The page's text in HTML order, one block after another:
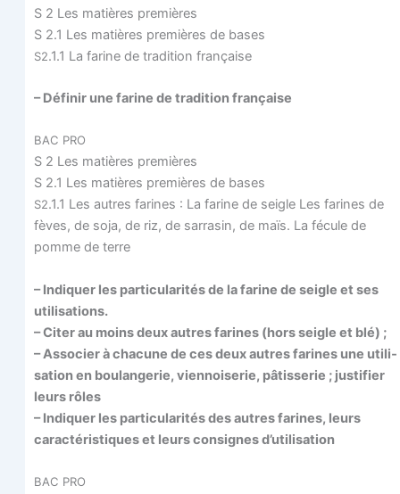
S 2 Les matières premières
S 2.1 Les matières pre­mières de bases
S2.1.1 La farine de tra­di­tion française
– Défi­nir une farine de tra­di­tion française
BAC PRO
S 2 Les matières premières
S 2.1 Les matières pre­mières de bases
S2.1.1 Les autres farines : La farine de seigle Les farines de
fèves, de soja, de riz, de sar­ra­sin, de maïs. La fécule de
pomme de terre
– Indi­quer les par­ti­cu­la­ri­tés de la farine de seigle et ses
utilisations.
– Citer au moins deux autres farines (hors seigle et blé) ;
– Asso­cier à cha­cune de ces deux autres farines une uti­li­
sa­tion en bou­lan­ge­rie, vien­noi­se­rie, pâtis­se­rie ; jus­ti­fier
leurs rôles
– Indi­quer les par­ti­cu­la­ri­tés des autres farines, leurs
carac­té­ris­tiques et leurs consignes d’utilisation
BAC PRO